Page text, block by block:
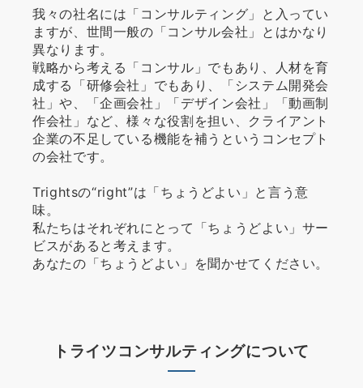
我々の社名には「コンサルティング」と入ってい
ますが、世間一般の「コンサル会社」とはかなり
異なります。
戦略から考える「コンサル」でもあり、人材を育
成する「研修会社」でもあり、「システム開発会
社」や、「企画会社」「デザイン会社」「動画制
作会社」など、様々な役割を担い、クライアント
企業の不足している機能を補うというコンセプト
の会社です。
Trightsの“right”は「ちょうどよい」と言う意
味。
私たちはそれぞれにとって「ちょうどよい」サー
ビスがあると考えます。
あなたの「ちょうどよい」を聞かせてください。
トライツコンサルティングについて